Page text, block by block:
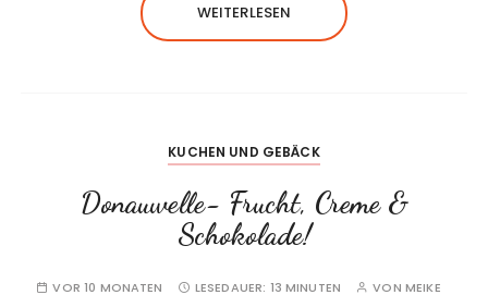
WEITERLESEN
KUCHEN UND GEBÄCK
Donauwelle- Frucht, Creme &
Schokolade!
VOR 10 MONATEN LESEDAUER: 13 MINUTEN VON MEIKE